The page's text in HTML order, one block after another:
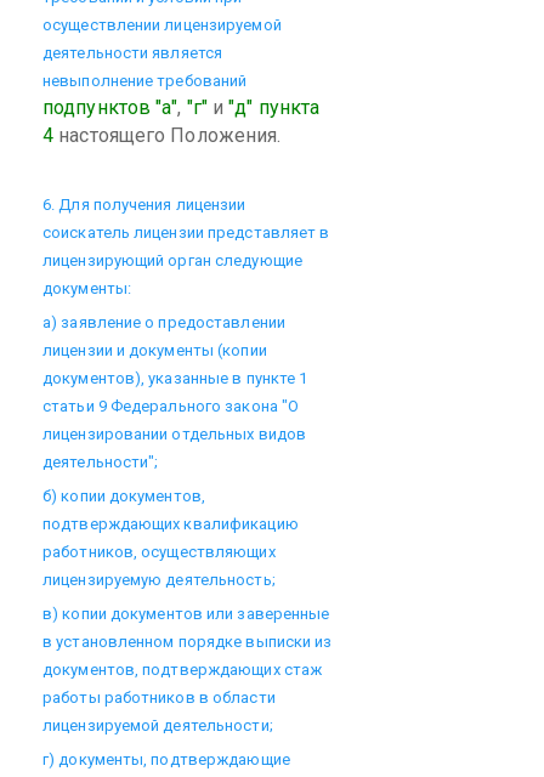
осуществлении лицензируемой
деятельности является
невыполнение требований
подпунктов "а", "г"и"д" пункта
4 настоящего Положения.
6. Для получения лицензии
соискатель лицензии представляет в
лицензирующий орган следующие
документы:
а) заявление о предоставлении
лицензии и документы (копии
документов), указанные в пункте 1
статьи 9 Федерального закона "О
лицензировании отдельных видов
деятельности";
б) копии документов,
подтверждающих квалификацию
работников, осуществляющих
лицензируемую деятельность;
в) копии документов или заверенные
в установленном порядке выписки из
документов, подтверждающих стаж
работы работников в области
лицензируемой деятельности;
г) документы, подтверждающие